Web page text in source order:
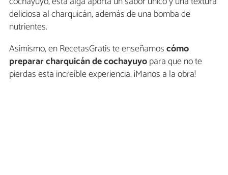
deliciosa al charquicán, además de una bomba de
nutrientes.
Asimismo, en RecetasGratis te enseñamoscómo
preparar charquicán de cochayuyopara que no te
pierdas esta increíble experiencia. ¡Manos a la obra!